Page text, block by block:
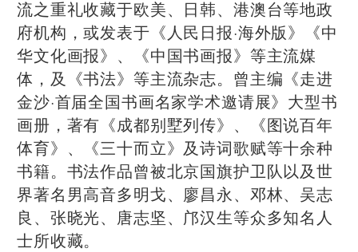
流之重礼收藏于欧美、日韩、港澳台等地政
府机构，或发表于《人民日报·海外版》《中
华文化画报》、《中国书画报》等主流媒
体，及《书法》等主流杂志。曾主编《走进
金沙·首届全国书画名家学术邀请展》大型书
画册，著有《成都别墅列传》、《图说百年
体育》、《三十而立》及诗词歌赋等十余种
书籍。书法作品曾被北京国旗护卫队以及世
界著名男高音多明戈、廖昌永、邓林、吴志
良、张晓光、唐志坚、邝汉生等众多知名人
士所收藏。